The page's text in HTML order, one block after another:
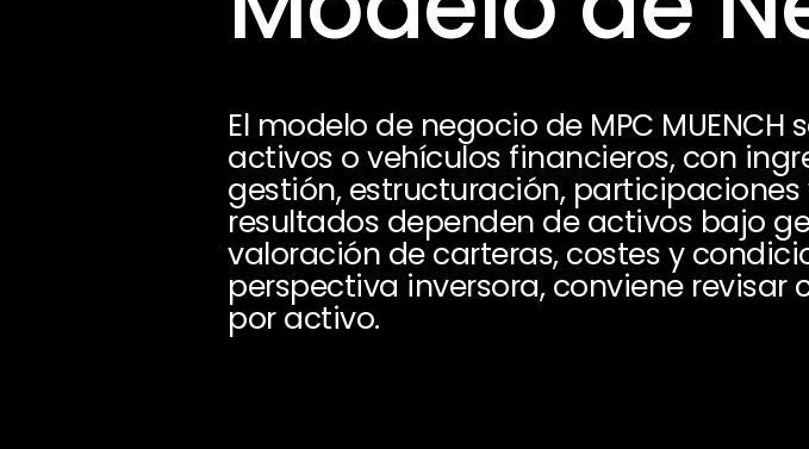
El modelo de negocio de MPC
activos o vehículos financieros, con
gestión, estructuración,
resultados dependen de activos bajo
valoración de carteras, costes y
perspectiva inversora, conviene
por activo.